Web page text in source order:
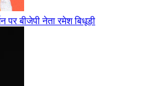
पर बीजेपी नेता रमेश बिधूड़ी